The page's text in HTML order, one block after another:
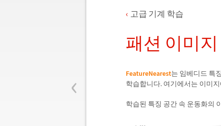
‹
고급 기계 학습
패션 이미
FeatureNearest는 임베디드 특
학습합니다. 여기에서는 이미
학습된 특징 공간 속 운동화의